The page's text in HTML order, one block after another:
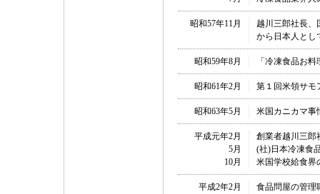
昭和57年11月
越川三郎社長、
から日本人とし
昭和59年8月 「冷凍食品お
昭和61年2月 第１回米領サモ
昭和63年5月 米国カニカマ事
平成元年2月
創業者越川三郎
5月
(社)日本冷凍食
10月
米国学校給食界
平成2年2月
食品問屋の管理